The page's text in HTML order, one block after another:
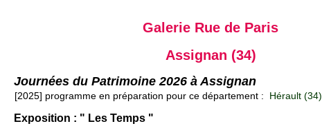
Galerie Rue de Paris
Assignan (34)
Journées du Patrimoine 2026 à Assignan
[2025] programme en préparation pour ce département : Hérault (34)
Exposition : " Les Temps "